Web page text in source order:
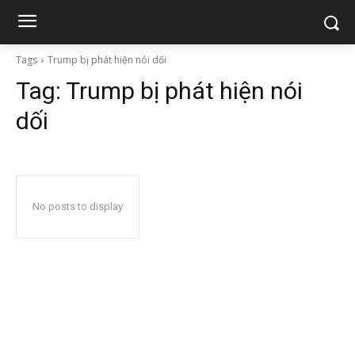
Tags Trump bị phát hiện nói dối
Tag: Trump bị phát hiện nói
dối
No posts to display